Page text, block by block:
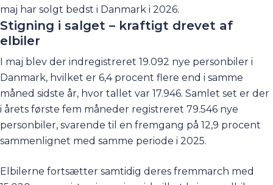
maj har solgt bedst i Danmark i 2026.
Stigning i salget – kraftigt drevet af
elbiler
I maj blev der indregistreret 19.092 nye personbiler i
Danmark, hvilket er 6,4 procent flere end i samme
måned sidste år, hvor tallet var 17.946. Samlet set er der
i årets første fem måneder registreret 79.546 nye
personbiler, svarende til en fremgang på 12,9 procent
sammenlignet med samme periode i 2025.
Elbilerne fortsætter samtidig deres fremmarch med